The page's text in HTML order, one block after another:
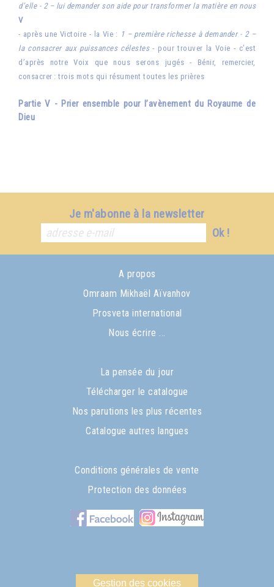
d’elle - 2 – lui demander son aide pour transformer la matière en nous
V
- après une Victoire - la Vie : 1 – première richesse à demander - 2 –
la consacrer aux puissances célestes- pour trouver la Voie - c’est
d’après notre Voix que nous serons jugés - Bénir, remercier,
consacrer : trois mots qui résument toutes les prières
Partie V - Prier ensemble pour l’avènement du Royaume de
Dieu
Je m'abonne à la newsletter
Ok !
A propos
Omraam Mikhaël Aïvanhov
Prosveta international
Nous écrire ...
La pensée du jour
Télécharger le catalogue
Nos parutions les plus récentes
Catalogue autres langues
Conditions générales de vente
Protection des données
Gestion des cookies